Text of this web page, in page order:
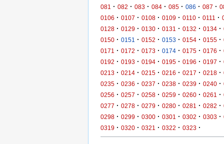
081
· 082 · 083 · 084 · 085 · 086 · 087 ·
0106 · 0107 · 0108 · 0109 · 0110 · 0111 ·
0128 · 0129 · 0130 · 0131 · 0132 · 0134 ·
0150 · 0151 · 0152 · 0153 · 0154 · 0155 ·
0171
· 0172 · 0173 · 0174 · 0175 · 0176 ·
0192 · 0193 · 0194 · 0195 · 0196 · 0197 ·
0213 · 0214 · 0215 · 0216 · 0217 · 0218 ·
0235 · 0236 · 0237 · 0238 · 0239 · 0240 ·
0256 · 0257 · 0258 · 0259 · 0260 · 0261 ·
0277 · 0278 · 0279 · 0280 · 0281 · 0282 ·
0298 · 0299 · 0300 · 0301 · 0302 · 0303 ·
0319 · 0320 · 0321 · 0322 · 0323 ·